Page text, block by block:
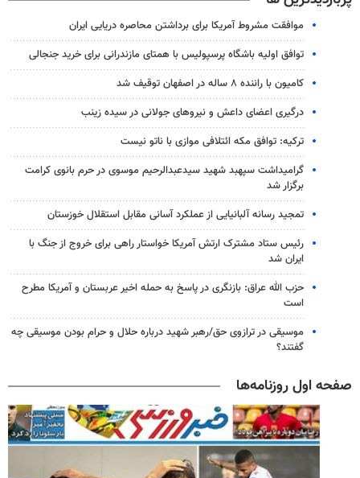
موافقت مشروط آمریکا برای برداشتن محاصره دریایی ایران
توافق اولیه باشگاه پرسپولیس با همتای مازندرانی برای خرید جنجالی
کامیون با راننده ۸ ساله در اصفهان توقیف شد
درگیری اعضای داعش و نیروهای جولانی در سیده زینب
ترکیه: توافق مکه ائتلافی موازی با ناتو نیست
گرامیداشت سپهبد شهید سیدعبدالرحیم موسوی در حرم بانوی کرامت
برگزار شد
تمجید رسانه آلبانیایی از عملکرد آسانی مقابل استقلال خوزستان
رئیس ستاد مشترک ارتش آمریکا خواستار راهی برای خروج از جنگ با
ایران شد
حزب الله عراق: بازنگری در پاسخ به حمله اخیر عربستان و آمریکا مطرح
است
موسیقی در ترازوی حق/رهبر شهید درباره حلال و حرام بودن موسیقی چه
گفتند؟
صفحه اول روزنامه‌ها